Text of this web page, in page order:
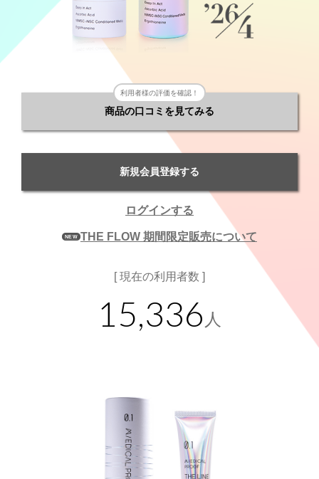
商品の口コミを見てみる
利用者様の評価を確認！
新規会員登録する
ログインする
NEW THE FLOW 期間限定販売について
[ 現在の利用者数 ]
15,336 人